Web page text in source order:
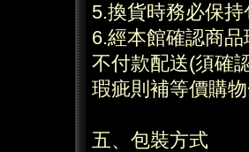
5.換貨時務必保
6.經本館確認商
不付款配送(須確
瑕疵則補等價購
五、包裝方式